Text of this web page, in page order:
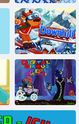
Pirmyn Diego Go!
O, leisk
padėkliukui!
Nuokalnėn